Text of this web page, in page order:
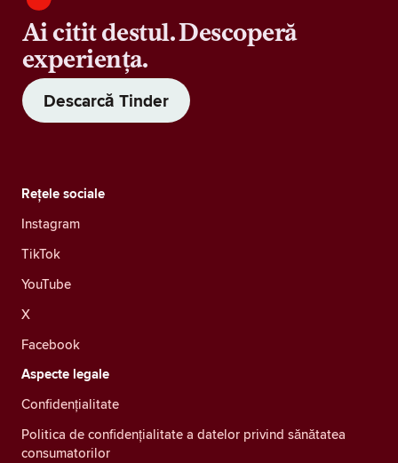
Ai citit destul. Descoperă
experiența.
Descarcă Tinder
Rețele sociale
Instagram
TikTok
YouTube
X
Facebook
Aspecte legale
Confidenţialitate
Politica de confidențialitate a datelor privind sănătatea
consumatorilor